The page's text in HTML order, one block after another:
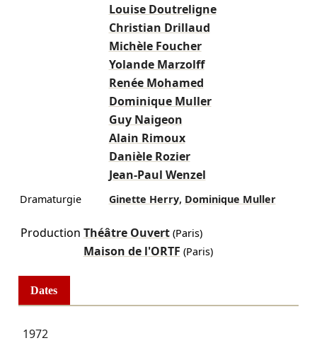
Louise Doutreligne
Christian Drillaud
Michèle Foucher
Yolande Marzolff
Renée Mohamed
Dominique Muller
Guy Naigeon
Alain Rimoux
Danièle Rozier
Jean-Paul Wenzel
Dramaturgie Ginette Herry, Dominique Muller
Production Théâtre Ouvert(Paris)
Maison de l'ORTF (Paris)
Dates
1972